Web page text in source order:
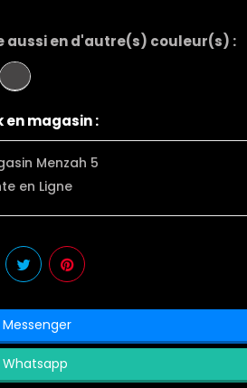
aussi en d'autre(s) couleur(s) :
en magasin :
Menzah 5
en Ligne
Messenger
Whatsapp